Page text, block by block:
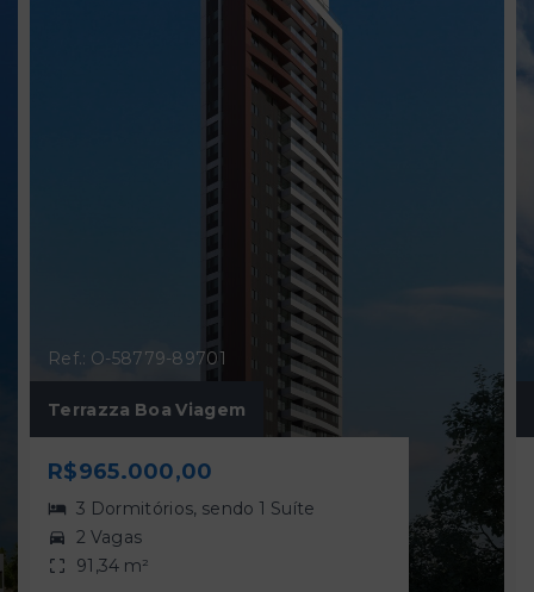
Ref.: O-58779-89701
Terrazza Boa Viagem
R$965.000,00
3 Dormitórios, sendo 1 Suíte
2 Vagas
91,34 m²